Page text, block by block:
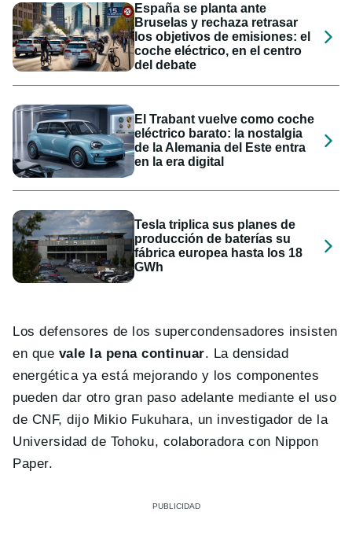
España se planta ante
Bruselas y rechaza retrasar
los objetivos de emisiones: el
coche eléctrico, en el centro
del debate
El Trabant vuelve como coche
eléctrico barato: la nostalgia
de la Alemania del Este entra
en la era digital
Tesla triplica sus planes de
producción de baterías su
fábrica europea hasta los 18
GWh
Los defensores de los supercondensadores insisten
en que vale la pena continuar. La densidad
energética ya está mejorando y los componentes
pueden dar otro gran paso adelante mediante el uso
de CNF, dijo Mikio Fukuhara, un investigador de la
Universidad de Tohoku, colaboradora con Nippon
Paper.